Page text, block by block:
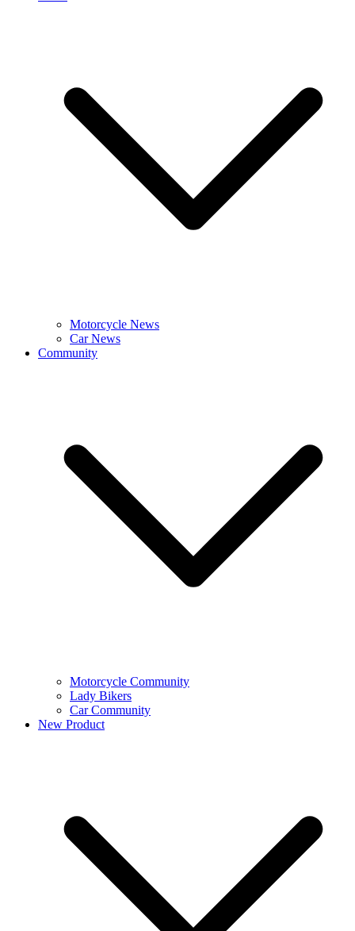
Motorcycle News
Car News
Community
Motorcycle Community
Lady Bikers
Car Community
New Product